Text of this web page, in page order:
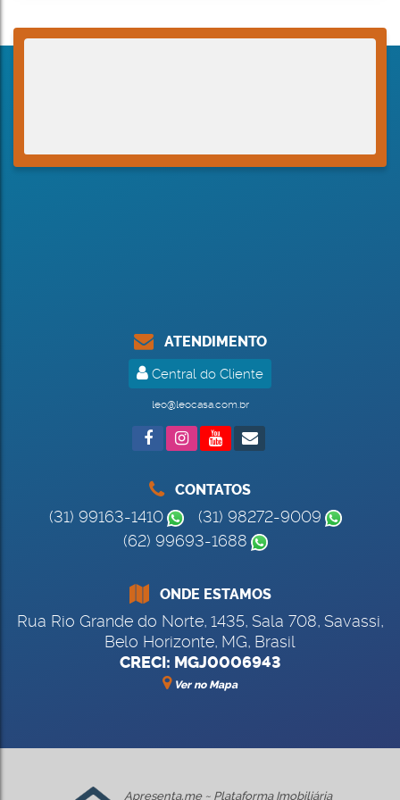
ATENDIMENTO
Central do Cliente
leo@leocasa.com.br
CONTATOS
(31) 99163-1410
(31) 98272-9009
(62) 99693-1688
ONDE ESTAMOS
Rua Rio Grande do Norte, 1435, Sala 708, Savassi,
Belo Horizonte, MG, Brasil
CRECI: MGJ0006943
Ver no Mapa
Apresenta.me ~ Plataforma Imobiliária